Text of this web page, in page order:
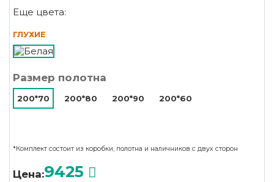
Еще цвета:
ГЛУХИЕ
Размер полотна
200*70 200*80 200*90 200*60
*Комплект состоит из коробки, полотна и наличников с двух сторон
Цена:9425